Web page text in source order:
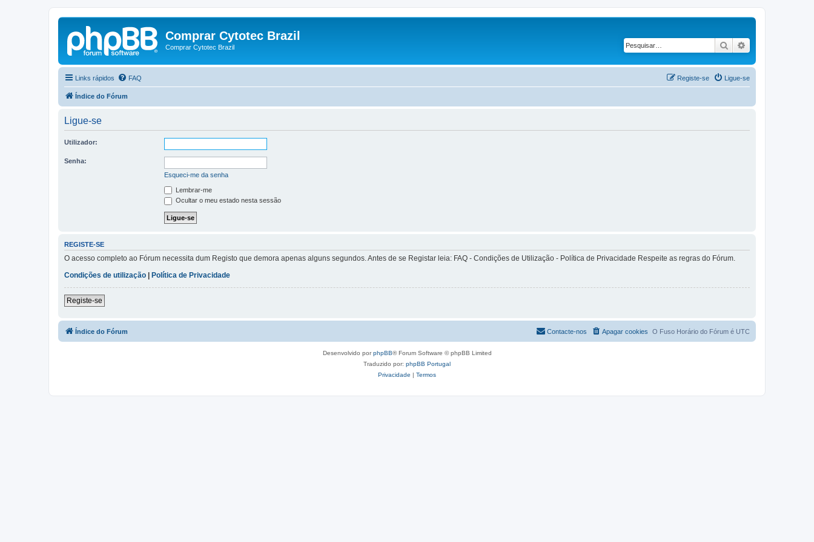
Comprar Cytotec Brazil
Comprar Cytotec Brazil Pesquisar
Links rápidos FAQ Ligue-se
Registe-se
Índice do Fórum
Ligue-se
Utilizador:
Senha:
Esqueci-me da senha
Lembrar-me
Ocultar o meu estado nesta sessão
REGISTE-SE
O acesso completo ao Fórum necessita dum Registo que demora apenas alguns segundos. Antes de se Registar leia: FAQ - Condições de Utilização - Política de Privacidade Respeite as regras do Fórum.
Condições de utilização
Política de Privacidade
Registe-se
Índice do Fórum O Fuso Horário do Fórum é UTC
Apagar cookies
Contacte-nos
Desenvolvido porphpBB® Forum Software © phpBB Limited
Traduzido por: phpBB Portugal
Privacidade | Termos